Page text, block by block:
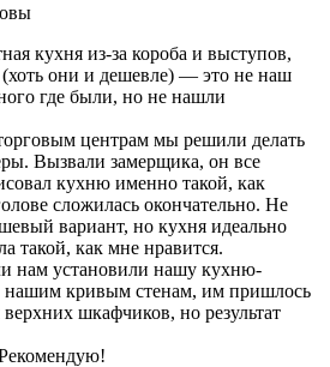
кухня из-за короба и выступов,
они и дешевле) — это не наш
где были, но не нашли
центрам мы решили делать
Вызвали замерщика, он все
кухню именно такой, как
сложилась окончательно. Не
вариант, но кухня идеально
такой, как мне нравится.
нам установили нашу кухню-
нашим кривым стенам, им пришлось
шкафчиков, но результат